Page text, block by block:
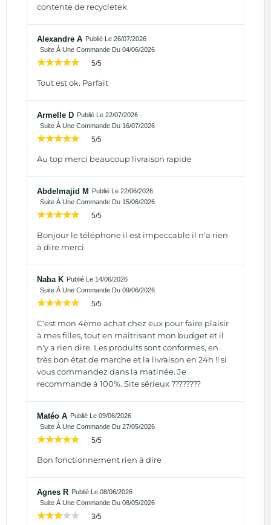
contente de recycletek
Alexandre A Publié Le 26/07/2026
Suite À Une Commande Du 04/06/2026
5/5
Tout est ok. Parfait
Armelle D Publié Le 22/07/2026
Suite À Une Commande Du 16/07/2026
5/5
Au top merci beaucoup livraison rapide
Abdelmajid M
Publié Le 22/06/2026
Suite À Une Commande Du 15/06/2026
5/5
Bonjour le téléphone il est impeccable il n'a rien
à dire merci
Naba K Publié Le 14/06/2026
Suite À Une Commande Du 09/06/2026
5/5
C'est mon 4ème achat chez eux pour faire plaisir
à mes filles, tout en maîtrisant mon budget et il
n'y a rien dire. Les produits sont conformes, en
très bon état de marche et la livraison en 24h !! si
vous commandez dans la matinée. Je
recommande à 100%. Site sérieux ????????
Matéo A Publié Le 09/06/2026
Suite À Une Commande Du 27/05/2026
5/5
Bon fonctionnement rien à dire
Agnes R Publié Le 08/06/2026
Suite À Une Commande Du 08/05/2026
3/5